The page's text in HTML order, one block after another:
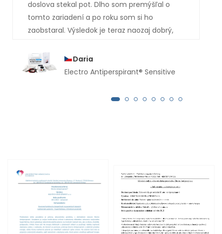
doslova stekal pot. Dlho som premýšľal o
tomto zariadení a po roku som si ho
zaobstaral. Výsledok je teraz naozaj dobrý,
mesiacov mi z rúk nekvapne ani kvapka
potu.
Daria
Electro Antiperspirant® Sensitive